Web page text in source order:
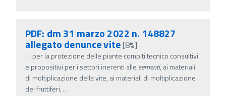
PDF: dm 31 marzo 2022 n. 148827
allegato denunce vite[8%]
… per la protezione delle piante compiti tecnico consultivi
e propositivi per i settori inerenti alle sementi, ai materiali
di moltiplicazione della vite, ai materiali di moltiplicazione
dei fruttiferi, …